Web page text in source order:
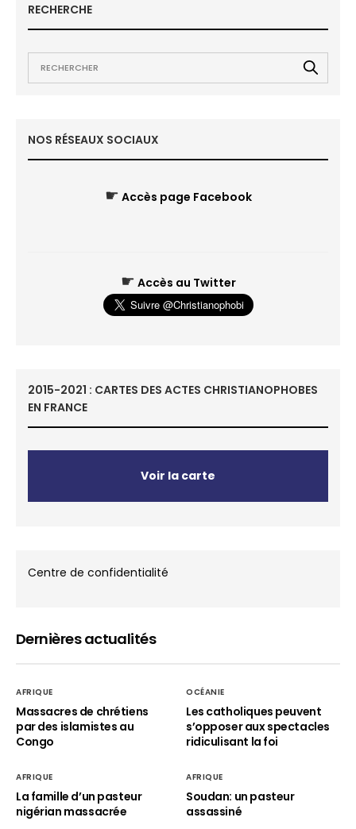
RECHERCHE
NOS RÉSEAUX SOCIAUX
☛ Accès page Facebook
☛ Accès au Twitter
2015-2021 : CARTES DES ACTES CHRISTIANOPHOBES
EN FRANCE
Voir la carte
Centre de confidentialité
Dernières actualités
AFRIQUE
Massacres de chrétiens
par des islamistes au
Congo
OCÉANIE
Les catholiques peuvent
s’opposer aux spectacles
ridiculisant la foi
AFRIQUE
La famille d’un pasteur
nigérian massacrée
AFRIQUE
Soudan: un pasteur
assassiné